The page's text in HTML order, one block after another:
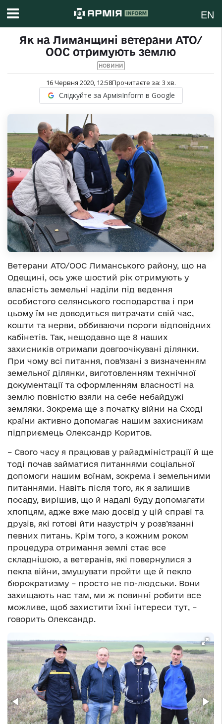
EN
Як на Лиманщині ветерани АТО/
ООС отримують землю
НОВИНИ
16 Червня 2020, 12:58Прочитаєте за: 3 хв.
Слідкуйте за АрміяInform в Google
Ветерани АТО/ООС Лиманського району, що на
Одещині, ось уже шостий рік отримують у
власність земельні наділи під ведення
особистого селянського господарства і при
цьому їм не доводиться витрачати свій час,
кошти та нерви, оббиваючи пороги відповідних
кабінетів. Так, нещодавно ще 8 наших
захисників отримали довгоочікувані ділянки.
При чому всі питання, пов’язані з визначенням
земельної ділянки, виготовленням технічної
документації та оформленням власності на
землю повністю взяли на себе небайдужі
земляки. Зокрема ще з початку війни на Сході
країни активно допомагає нашим захисникам
підприємець Олександр Коритов.
– Свого часу я працював у райадміністрації й ще
тоді почав займатися питаннями соціальної
допомоги нашим воїнам, зокрема і земельними
питаннями. Навіть після того, як я залишив
посаду, вирішив, що й надалі буду допомагати
хлопцям, адже вже маю досвід у цій справі та
друзів, які готові йти назустріч у розв’язанні
певних питань. Крім того, з кожним роком
процедура отримання землі стає все
складнішою, а ветеранів, які повернулися з
пекла війни, змушувати пройти ще й пекло
бюрократизму – просто не по-людськи. Вони
захищають нас там, ми ж повинні робити все
можливе, щоб захистити їхні інтереси тут, –
говорить Олександр.